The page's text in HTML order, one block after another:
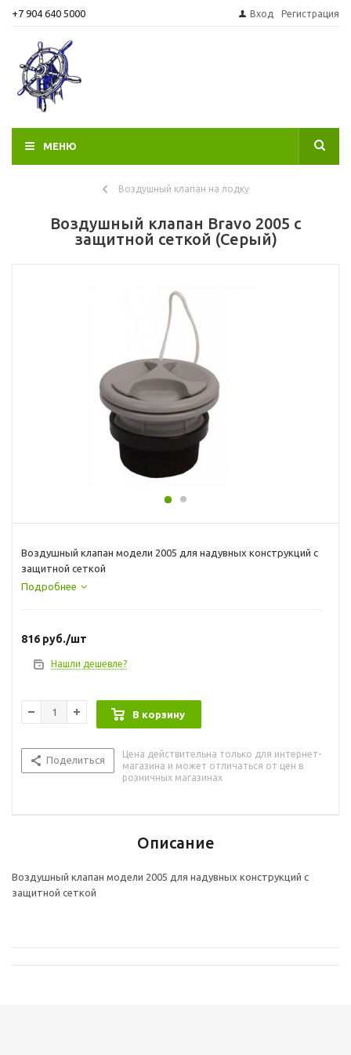
+7 904 640 5000 Вход Регистрация
МЕНЮ
Воздушный клапан на лодку
Воздушный клапан Bravo 2005 с
защитной сеткой (Серый)
Воздушный клапан модели 2005 для надувных конструкций с
защитной сеткой
Подробнее
816 руб./шт
Нашли дешевле?
В корзину
Поделиться
Цена действительна только для интернет-
магазина и может отличаться от цен в
розничных магазинах
Описание
Воздушный клапан модели 2005 для надувных конструкций с
защитной сеткой